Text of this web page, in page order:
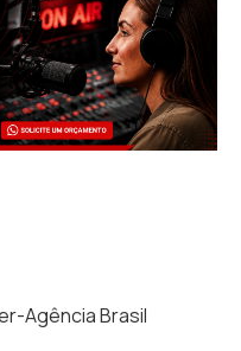
Agência Brasil